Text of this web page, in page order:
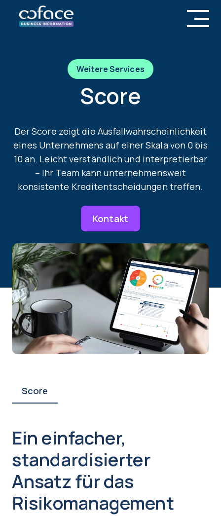
Weitere Services
Score
Der Score zeigt die Ausfallwahrscheinlichkeit
eines Unternehmens auf einer Skala von 0 bis
10 an. Leicht verständlich und interpretierbar
– Ihr Team kann unternehmensweit
konsistente Kreditentscheidungen treffen.
Kontakt
Score
Ein einfacher,
standardisierter
Ansatz für das
Risikomanagement